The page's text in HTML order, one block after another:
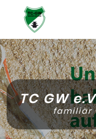
TC GW
familiär